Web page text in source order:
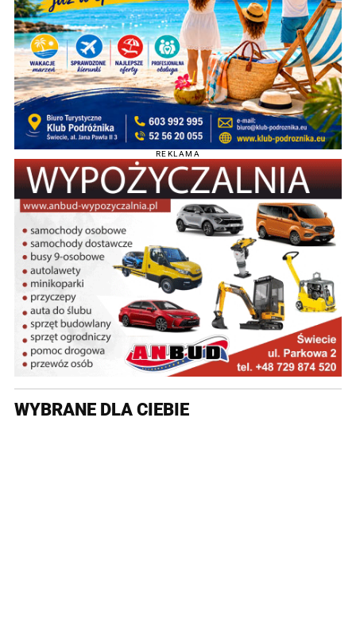
REKLAMA
WYBRANE DLA CIEBIE